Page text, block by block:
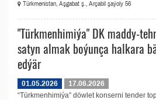
Türkmenistan, Aşgabat ş., Arçabil şaýoly 56
"Türkmenhimiýa" DK maddy-
satyn almak boýunça halkara
edýär
01.05.2026
17.06.2026
“Türkmenhimiýa” döwlet konserni tender